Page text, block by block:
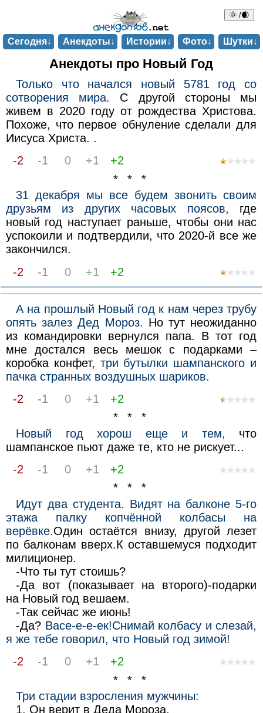
🌞 /🌒
Сегодня↓ Анекдоты↓ Истории↓ Фото↓ Шутки↓
Анекдоты про Новый Год
Только что начался новый 5781 год со
сотворения мира. С другой стороны мы
живем в 2020 году от рождества Христова.
Похоже, что первое обнуление сделали для
Иисуса Христа. .
-2
-1 0 +1
+2
* * *
31 декабря мы все будем звонить своим
друзьям из других часовых поясов, где
новый год наступает раньше, чтобы они нас
успокоили и подтвердили, что 2020-й все же
закончился.
-2
-1 0 +1 +2
А на прошлый Новый год к нам через трубу
опять залез Дед Мороз. Но тут неожиданно
из командировки вернулся папа. В тот год
мне достался весь мешок с подарками –
коробка конфет, три бутылки шампанского и
пачка странных воздушных шариков.
-2
-1 0 +1
+2
* * *
Новый год хорош еще и тем, что
шампанское пьют даже те, кто не рискует...
-2
-1 0 +1
+2
* * *
Идут два студента. Видят на балконе 5-го
этажа палку копчённой колбасы на
верёвке.Один остаётся внизу, другой лезет
по балконам вверх.К оставшемуся подходит
милиционер.
-Что ты тут стоишь?
-Да вот (показывает на второго)-подарки
на Новый год вешаем.
-Так сейчас же июнь!
-Да? Васе-е-е-ек!Снимай колбасу и слезай,
я же тебе говорил, что Новый год зимой!
-2
-1 0 +1
+2
* * *
Три стадии взросления мужчины:
1. Он верит в Деда Мороза.